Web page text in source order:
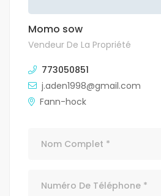
Momo sow
Vendeur De La Propriété
773050851
j.aden1998@gmail.com
Fann-hock